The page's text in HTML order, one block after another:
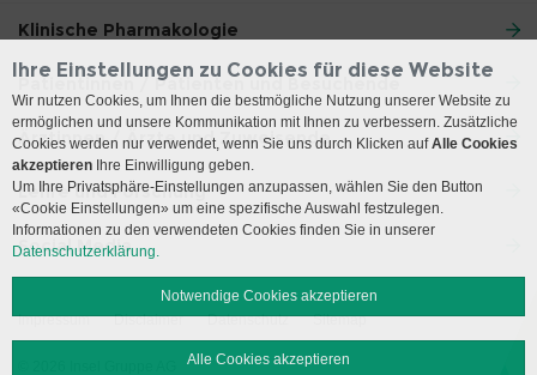
Klinische Pharmakologie
Patientinnen / Patienten und Besuchende
Ärztinnen / Ärzte und Zuweisende
Lehre und Forschung
Social Media
Impressum Disclaimer Datenschutz Sitemap
Ihre Einstellungen zu Cookies für diese Website
Wir nutzen Cookies, um Ihnen die bestmögliche Nutzung unserer Website zu
ermöglichen und unsere Kommunikation mit Ihnen zu verbessern. Zusätzliche
Cookies werden nur verwendet, wenn Sie uns durch Klicken aufAlle Cookies
akzeptieren Ihre Einwilligung geben.
Um Ihre Privatsphäre-Einstellungen anzupassen, wählen Sie den Button
«Cookie Einstellungen» um eine spezifische Auswahl festzulegen.
Informationen zu den verwendeten Cookies finden Sie in unserer
Datenschutzerklärung.
Notwendige Cookies akzeptieren
Alle Cookies akzeptieren